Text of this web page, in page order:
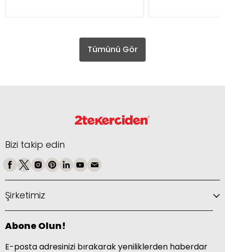
Tümünü Gör
Bizi takip edin
Şirketimiz
Abone Olun!
E-posta adresinizi bırakarak yeniliklerden haberdar